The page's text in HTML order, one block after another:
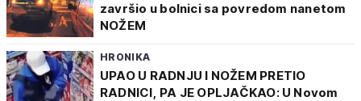
završio u bolnici sa povredom nanetom
NOŽEM
HRONIKA
UPAO U RADNJU I NOŽEM PRETIO
RADNICI, PA JE OPLJAČKAO: U Novom